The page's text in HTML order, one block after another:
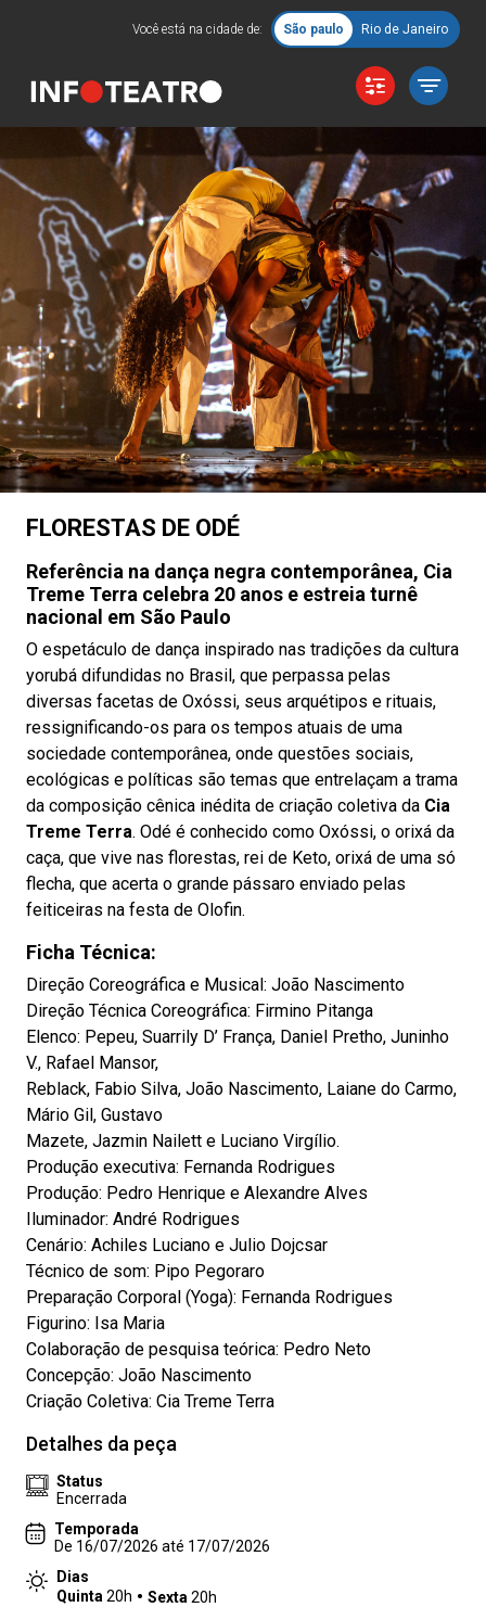
Você está na cidade de: São paulo Rio de Janeiro
FLORESTAS DE ODÉ
Referência na dança negra contemporânea, Cia
Treme Terra celebra 20 anos e estreia turnê
nacional em São Paulo
O espetáculo de dança inspirado nas tradições da cultura
yorubá difundidas no Brasil, que perpassa pelas
diversas facetas de Oxóssi, seus arquétipos e rituais,
ressignificando-os para os tempos atuais de uma
sociedade contemporânea, onde questões sociais,
ecológicas e políticas são temas que entrelaçam a trama
da composição cênica inédita de criação coletiva da Cia
Treme Terra. Odé é conhecido como Oxóssi, o orixá da
caça, que vive nas florestas, rei de Keto, orixá de uma só
flecha, que acerta o grande pássaro enviado pelas
feiticeiras na festa de Olofin.
Ficha Técnica:
Direção Coreográfica e Musical: João Nascimento
Direção Técnica Coreográfica: Firmino Pitanga
Elenco: Pepeu, Suarrily D’ França, Daniel Pretho, Juninho
V., Rafael Mansor,
Reblack, Fabio Silva, João Nascimento, Laiane do Carmo,
Mário Gil, Gustavo
Mazete, Jazmin Nailett e Luciano Virgílio.
Produção executiva: Fernanda Rodrigues
Produção: Pedro Henrique e Alexandre Alves
Iluminador: André Rodrigues
Cenário: Achiles Luciano e Julio Dojcsar
Técnico de som: Pipo Pegoraro
Preparação Corporal (Yoga): Fernanda Rodrigues
Figurino: Isa Maria
Colaboração de pesquisa teórica: Pedro Neto
Concepção: João Nascimento
Criação Coletiva: Cia Treme Terra
Detalhes da peça
Status
Encerrada
Temporada
De 16/07/2026 até 17/07/2026
Dias
Quinta 20h Sexta 20h